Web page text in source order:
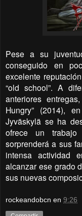
Pese a su
conseguido en
excelente
“old school”. A
anteriores
Hungry” (2014),
Jyväskylä se ha
ofrece un
sorprenderá a sus
intensa actividad
alcanzar ese grado
sus nuevas
rockeandobcn en 9:26